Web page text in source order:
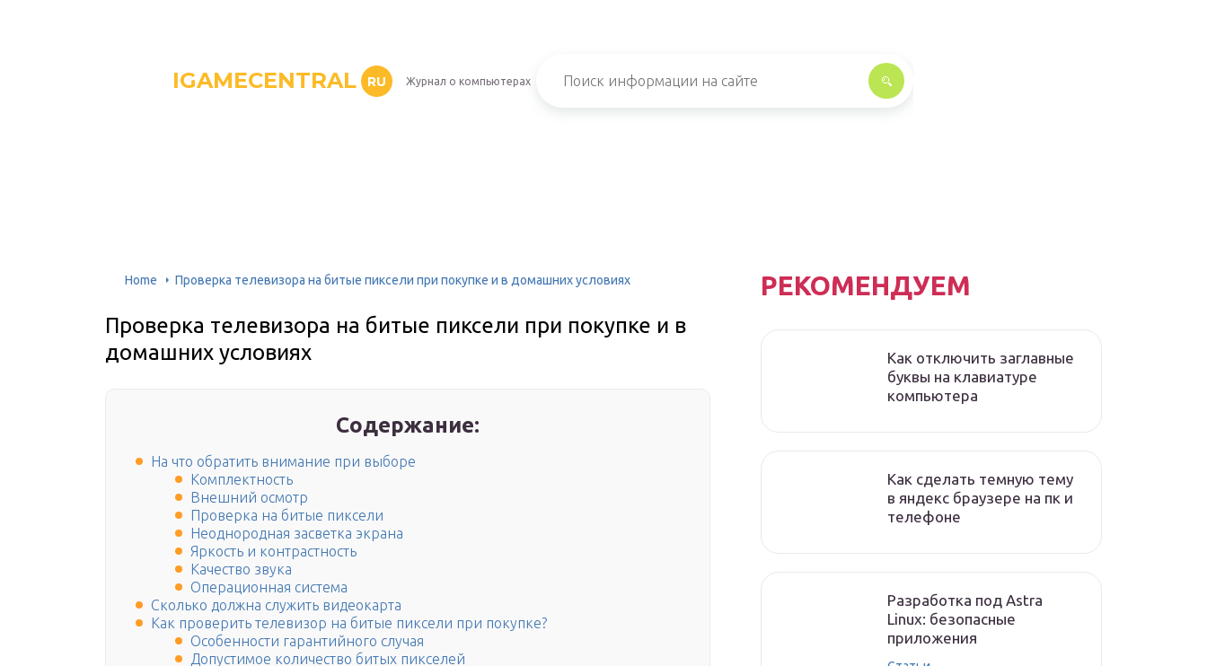
IGAMECENTRAL RU Журнал о компьютерах
Home Проверка телевизора на битые пиксели при покупке и в домашних условиях
Проверка телевизора на битые пиксели при покупке и в
домашних условиях
Содержание:
На что обратить внимание при выборе
Комплектность
Внешний осмотр
Проверка на битые пиксели
Неоднородная засветка экрана
Яркость и контрастность
Качество звука
Операционная система
Сколько должна служить видеокарта
Как проверить телевизор на битые пиксели при покупке?
Особенности гарантийного случая
Допустимое количество битых пикселей
РЕКОМЕНДУЕМ
Как отключить заглавные
буквы на клавиатуре
компьютера
Как сделать темную тему
в яндекс браузере на пк и
телефоне
Разработка под Astra
Linux: безопасные
приложения